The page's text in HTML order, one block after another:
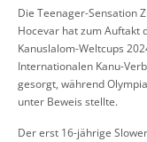
Die Teenager-Sensation
Hocevar hat zum Auftakt
Kanuslalom-Weltcups
Internationalen Kanu-
gesorgt, während
unter Beweis stellte.
Der erst 16-jährige